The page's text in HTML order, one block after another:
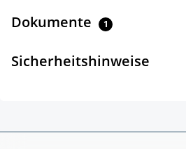
Dokumente 1
Sicherheitshinweise